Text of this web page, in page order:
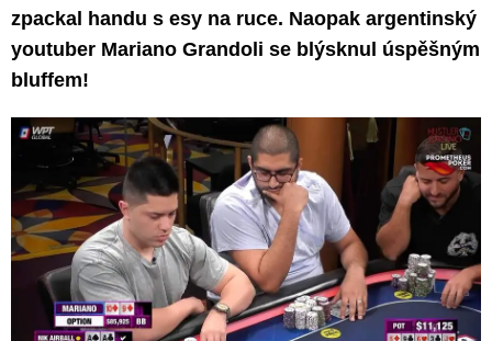
zpackal handu s esy na ruce. Naopak argentinský
youtuber Mariano Grandoli se blýsknul úspěšným
bluffem!